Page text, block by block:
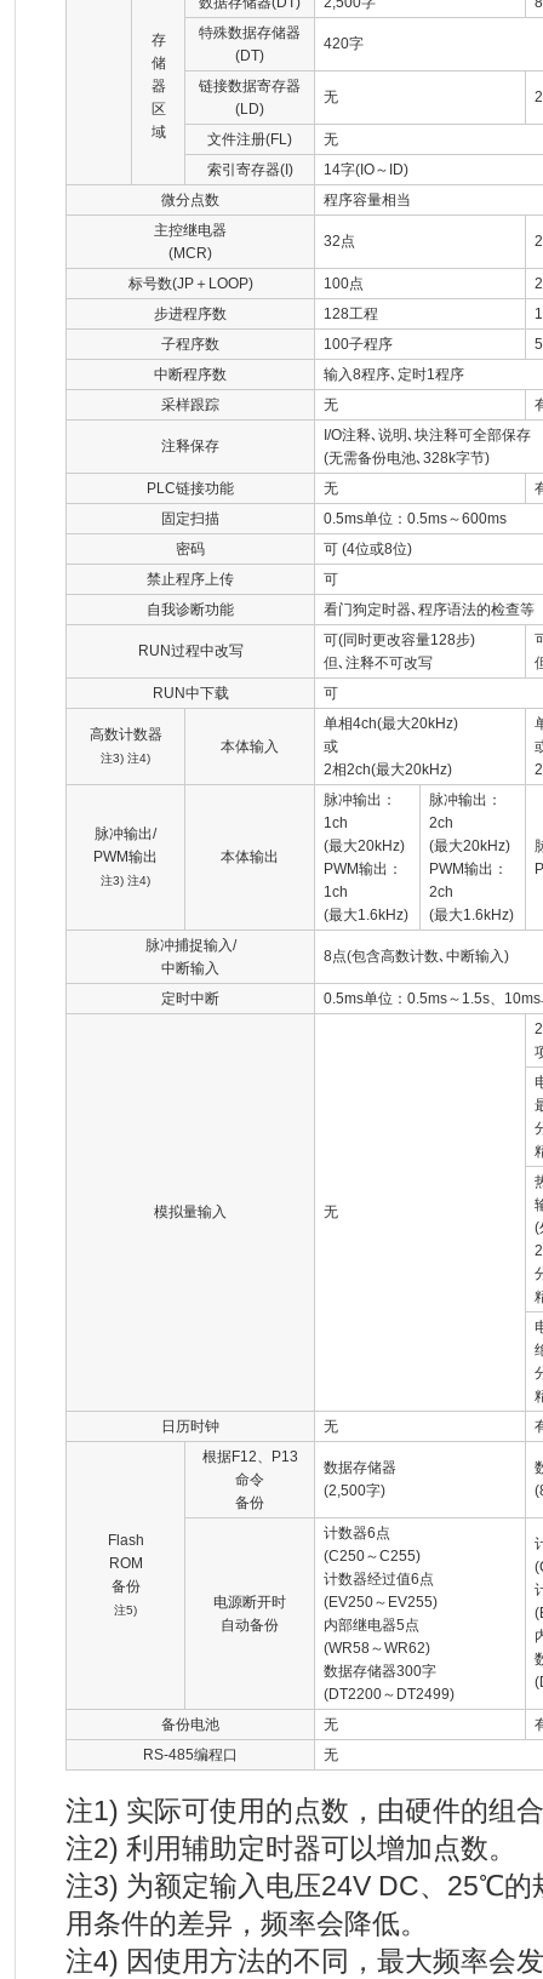
存
储
器
区
域
特殊数据存储器
(DT)
420字
链接数据寄存器
(LD)
无
文件注册(FL)
无
索引寄存器(I)
14字(IO～ID)
微分点数
程序容量相当
主控继电器
(MCR)
32点
标号数(JP＋LOOP) 100点
步进程序数
128工程
子程序数
100子程序
中断程序数
输入8程序､定时1程序
采样跟踪
无
注释保存
I/O注释､说明､块注释可全部保存
(无需备份电池､328k字节)
PLC链接功能
无
固定扫描
0.5ms单位：0.5ms～600ms
密码
可 (4位或8位)
禁止程序上传
可
自我诊断功能
看门狗定时器､程序语法的检查等
RUN过程中改写
可(同时更改容量128步)
但､注释不可改写
RUN中下载
可
高数计数器
注3) 注4)
本体输入
单相4ch(最大20kHz)
或
2相2ch(最大20kHz)
脉冲输出/
PWM输出
注3) 注4)
本体输出
脉冲输出：
1ch
(最大20kHz)
PWM输出：
1ch
(最大1.6kHz)
脉冲输出：
2ch
(最大20kHz)
PWM输出：
2ch
(最大1.6kHz)
脉冲捕捉输入/
中断输入
8点(包含高数计数､中断输入)
定时中断 0.5ms单位：0.5ms～1.5s、
模拟量输入 无
(
日历时钟
无
Flash
ROM
备份
注5)
根据F12、P13
命令
备份
数据存储器
(2,500字)
电源断开时
自动备份
计数器6点
(C250～C255)
计数器经过值6点
(EV250～EV255)
内部继电器5点
(WR58～WR62)
数据存储器300字
(DT2200～DT2499)
备份电池 无
RS-485编程口
无
注1) 实际可使用的点数，由硬件的组
注2) 利用辅助定时器可以增加点数。
注3) 为额定输入电压24V DC、25℃的
用条件的差异，频率会降低。
注4) 因使用方法的不同，最大频率会